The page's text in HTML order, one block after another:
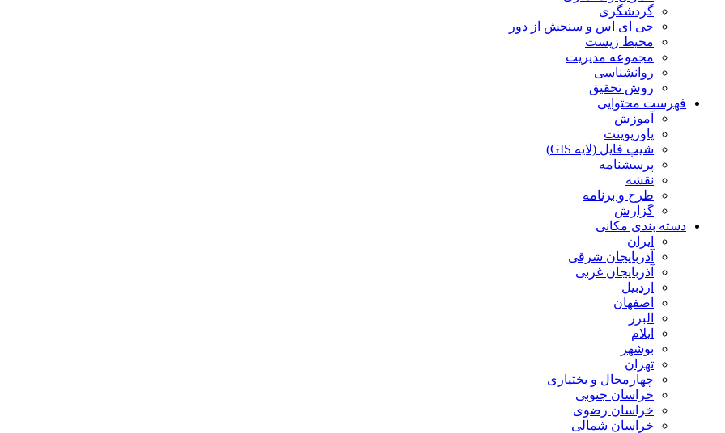
گردشگری
جی ای اس و سنجش از دور
محیط زیست
مجموعه مدیریت
روانشناسی
روش تحقیق
فهرست محتوایی
آموزش
پاورپوینت
شیپ فایل (لایه GIS)
پرسشنامه
نقشه
طرح و برنامه
گزارش
دسته بندی مکانی
ایران
آذربایجان شرقی
آذربایجان غربی
اردبیل
اصفهان
البرز
ایلام
بوشهر
تهران
چهارمحال و بختیاری
خراسان جنوبی
خراسان رضوی
خراسان شمالی